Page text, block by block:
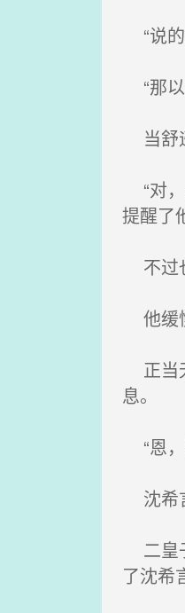
“说的
“那以
当舒
“对
提醒了
不过
他缓
正当
息。
“恩，
沈希
二皇
了沈希